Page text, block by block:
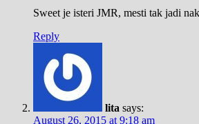
Sweet je isteri JMR, mesti tak jadi
Reply
lita says:
August 26, 2015 at 9:18 am